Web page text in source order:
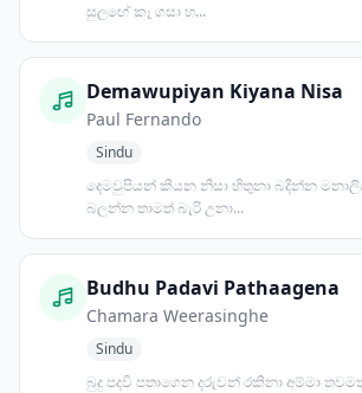
සුලඟේ කෑ ගසා හ...
Demawupiyan Kiyana Nisa
Paul Fernando
Sindu
දෙමවුපියන් කියන නිසා හිතුනා බදින්න
බලන්න තාමත් බැරි උනා...
Budhu Padavi Pathaagena
Chamara Weerasinghe
Sindu
බුදු පදවි පතාගෙන දරුවන් රකිනා අම්මා